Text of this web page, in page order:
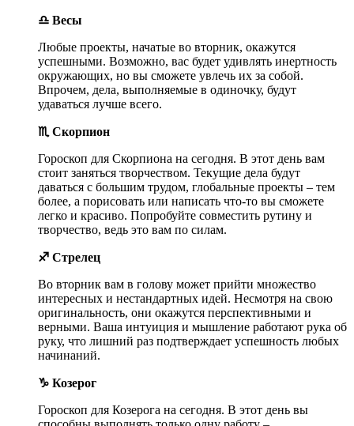
♎ Весы
Любые проекты, начатые во вторник, окажутся
успешными. Возможно, вас будет удивлять инертность
окружающих, но вы сможете увлечь их за собой.
Впрочем, дела, выполняемые в одиночку, будут
удаваться лучше всего.
♏ Скорпион
Гороскоп для Скорпиона на сегодня. В этот день вам
стоит заняться творчеством. Текущие дела будут
даваться с большим трудом, глобальные проекты – тем
более, а порисовать или написать что-то вы сможете
легко и красиво. Попробуйте совместить рутину и
творчество, ведь это вам по силам.
♐ Стрелец
Во вторник вам в голову может прийти множество
интересных и нестандартных идей. Несмотря на свою
оригинальность, они окажутся перспективными и
верными. Ваша интуиция и мышление работают рука об
руку, что лишний раз подтверждает успешность любых
начинаний.
♑ Козерог
Гороскоп для Козерога на сегодня. В этот день вы